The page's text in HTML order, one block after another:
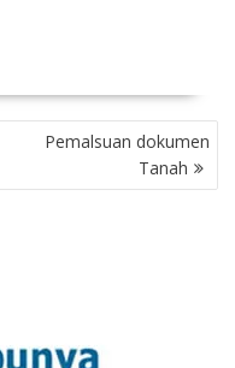
Pemalsuan dokumen
Tanah